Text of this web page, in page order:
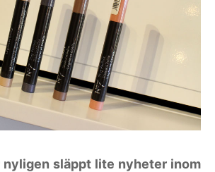
nyligen släppt lite nyheter inom